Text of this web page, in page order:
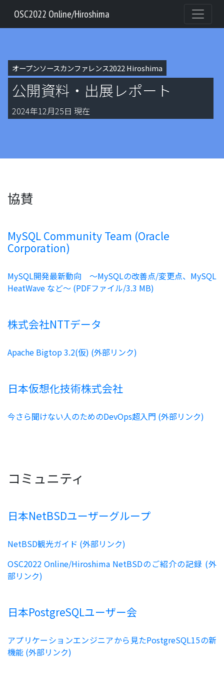
OSC2022 Online/Hiroshima
オープンソースカンファレンス2022 Hiroshima
公開資料・出展レポート
2024年12月25日 現在
協賛
MySQL Community Team (Oracle
Corporation)
MySQL開発最新動向 ～MySQLの改善点/変更点、MySQL
HeatWave など～ (PDFファイル/3.3 MB)
株式会社NTTデータ
Apache Bigtop 3.2(仮) (外部リンク)
日本仮想化技術株式会社
今さら聞けない人のためのDevOps超入門 (外部リンク)
コミュニティ
日本NetBSDユーザーグループ
NetBSD観光ガイド (外部リンク)
OSC2022 Online/Hiroshima NetBSDのご紹介の記録 (外
部リンク)
日本PostgreSQLユーザー会
アプリケーションエンジニアから見たPostgreSQL15の新
機能 (外部リンク)